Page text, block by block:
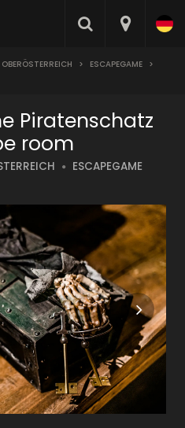
> ESCAPEGAME >
Piratenschatz
room
ESCAPEGAME